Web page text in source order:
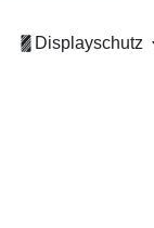
Displayschutz